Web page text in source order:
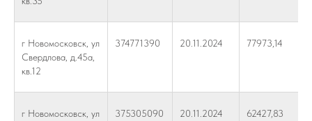
г Новомосковск, ул
Свердлова, д.45а,
кв.12
374771390 20.11.2024 77973,14
г Новомосковск, ул
375305090 20.11.2024 62427,83